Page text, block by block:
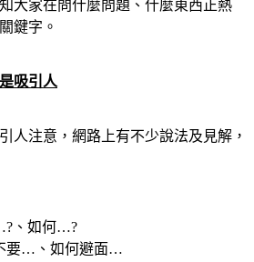
大家在問什麼問題、什麼東西正熱
鍵字。
吸引人
人注意，網路上有不少說法及見解，
、如何…?
要…、如何避面…